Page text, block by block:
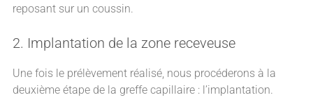
reposant sur un coussin.
2. Implantation de la zone receveuse
Une fois le prélèvement réalisé, nous procéderons à la
deuxième étape de la greffe capillaire : l’implantation.